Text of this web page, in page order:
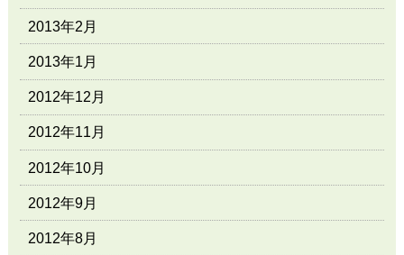
2013年2月
2013年1月
2012年12月
2012年11月
2012年10月
2012年9月
2012年8月